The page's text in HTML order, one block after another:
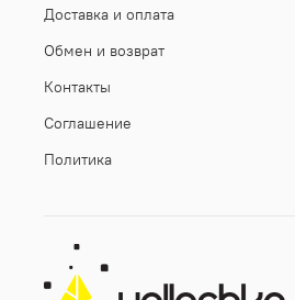
Доставка и оплата
Обмен и возврат
Контакты
Соглашение
Политика